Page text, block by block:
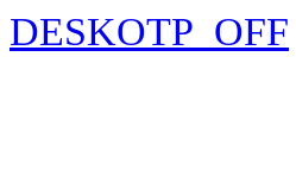
DESKOTP_OFF